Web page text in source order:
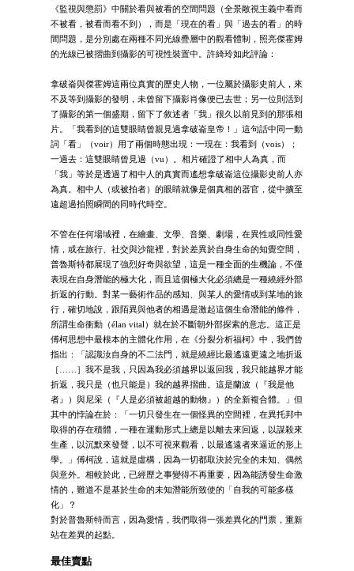
《監視與懲罰》中關於看與被看的空間問題（全景敞視主義中看而
不被看，被看而看不到），而是「現在的看」與「過去的看」的時
間問題，是分別處在兩種不同光線疊層中的觀看體制，照亮傑霍姆
的光線已被摺曲到攝影的可視性裝置中。許綺玲如此評論：
拿破崙與傑霍姆這兩位真實的歷史人物，一位屬於攝影史前人，來
不及等到攝影的發明，未曾留下攝影肖像便已去世；另一位則活到
了攝影的第一個盛期，留下了敘述者「我」很久以前見到的那張相
片。「我看到的這雙眼睛曾親見過拿破崙皇帝！」這句話中同一動
詞「看」（voir）用了兩個時態出現：一現在：我看到（vois）；
一過去：這雙眼睛曾見過（vu）。相片確證了相中人為真，而
「我」等於是透過了相中人的真實而遙想拿破崙這位攝影史前人亦
為真。相中人（或被拍者）的眼睛就像是個真相的器官，從中擴至
遠超過拍照瞬間的同時代時空。
不管在任何場域裡，在繪畫、文學、音樂、劇場，在異性或同性愛
情，或在旅行、社交與沙龍裡，對於差異於自身生命的知覺空間，
普魯斯特都展現了強烈好奇與欲望，這是一種全面的生機論，不僅
表現在自身潛能的極大化，而且這個極大化必須總是一種繞經外部
折返的行動。對某一藝術作品的感知、與某人的愛情或到某地的旅
行，確切地說，跟陌異與他者的相遇是激起這個生命潛能的條件，
所謂生命衝動（élan vital）就在於不斷朝外部探索的意志。這正是
傅柯思想中最根本的主體化作用，在《分裂分析福柯》中，我們曾
指出：「認識汝自身的不二法門，就是繞經比最遙遠更遠之地折返
［……］我不是我，只因為我必須越界以返回我，我只能越界才能
折返，我只是（也只能是）我的越界摺曲。這是蘭波（『我是他
者』）與尼采（『人是必須被超越的動物』）的全新複合體。」但
其中的悖論在於：「一切只發生在一個怪異的空間裡，在異托邦中
取得的存在積體，一種在運動形式上總是以離去來回返，以謀殺來
生產，以沉默來發聲，以不可視來觀看，以最遙遠者來逼近的形上
學。」傅柯說，這就是虛構，因為一切都取決於完全的未知、偶然
與意外。相較於此，已經歷之事變得不再重要，因為能誘發生命激
情的，難道不是基於生命的未知潛能所致使的「自我的可能多樣
化」？
對於普魯斯特而言，因為愛情，我們取得一張差異化的門票，重新
站在差異的起點。
最佳賣點